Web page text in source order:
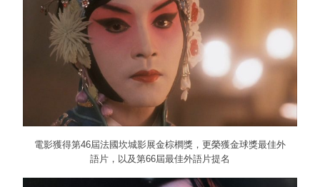
電影獲得第46屆法國坎城影展金棕櫚獎，更榮獲金球獎最佳外
語片，以及第66屆最佳外語片提名